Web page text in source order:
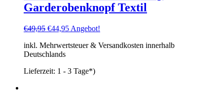
Garderobenknopf Textil
€49,95 Ursprünglicher
war:
€49,95
€44,95Aktueller
ist:
Angebot!
inkl. Mehrwertsteuer & Versandkosten innerhalb
Deutschlands
Lieferzeit: 1 - 3 Tage*)